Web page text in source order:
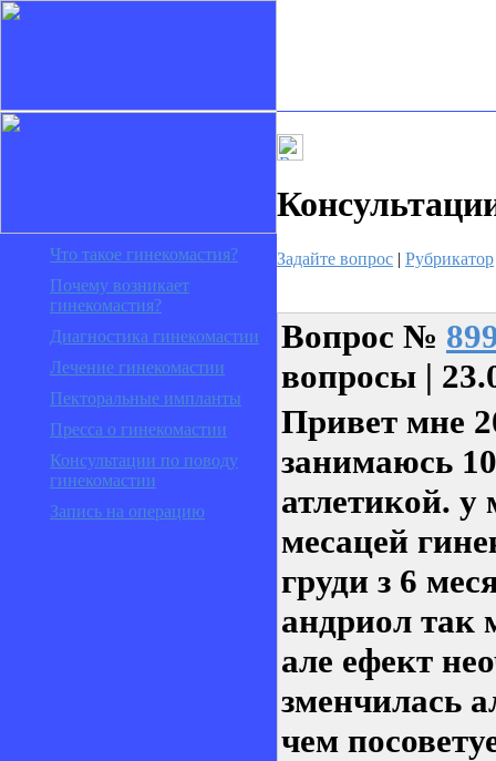
Что такое гинекомастия?
Почему возникает
гинекомастия?
Диагностика гинекомастии
Лечение гинекомастии
Пекторальные импланты
Пресса о гинекомастии
Консультации по поводу
гинекомастии
Запись на операцию
Задайте вопрос | Рубрикатор
Вопрос №
вопросы |
Привет мне
занимаюсь
атлетикой. у
месацей
груди з 6
андриол так
але ефект
зменчилась
чем